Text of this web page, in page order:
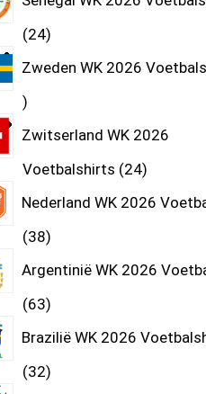
24
Zweden WK 2026
Zwitserland WK 2026
Voetbalshirts 24
Nederland WK 2026
38
Argentinië WK 2026
63
Brazilië WK 2026
32